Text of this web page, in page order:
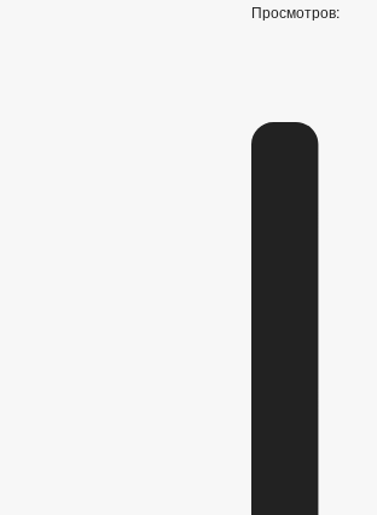
Просмотров: